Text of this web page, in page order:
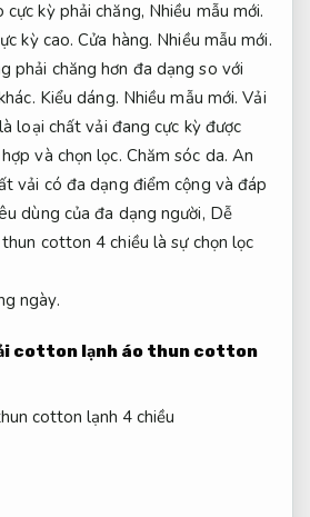
kỳ phải chăng, Nhiều mẫu mới.
kỳ cao.Cửa hàng. Nhiều mẫu mới.
phải chăng hơn đa dạng so với
Kiểu dáng. Nhiều mẫu mới. Vải
loại chất vải đang cực kỳ được
và chọn lọc. Chăm sóc da. An
vải có đa dạng điểm cộng và đáp
dùng của đa dạng người, Dễ
cotton 4 chiều là sự chọn lọc
ngày.
cotton lạnh áo thun cotton